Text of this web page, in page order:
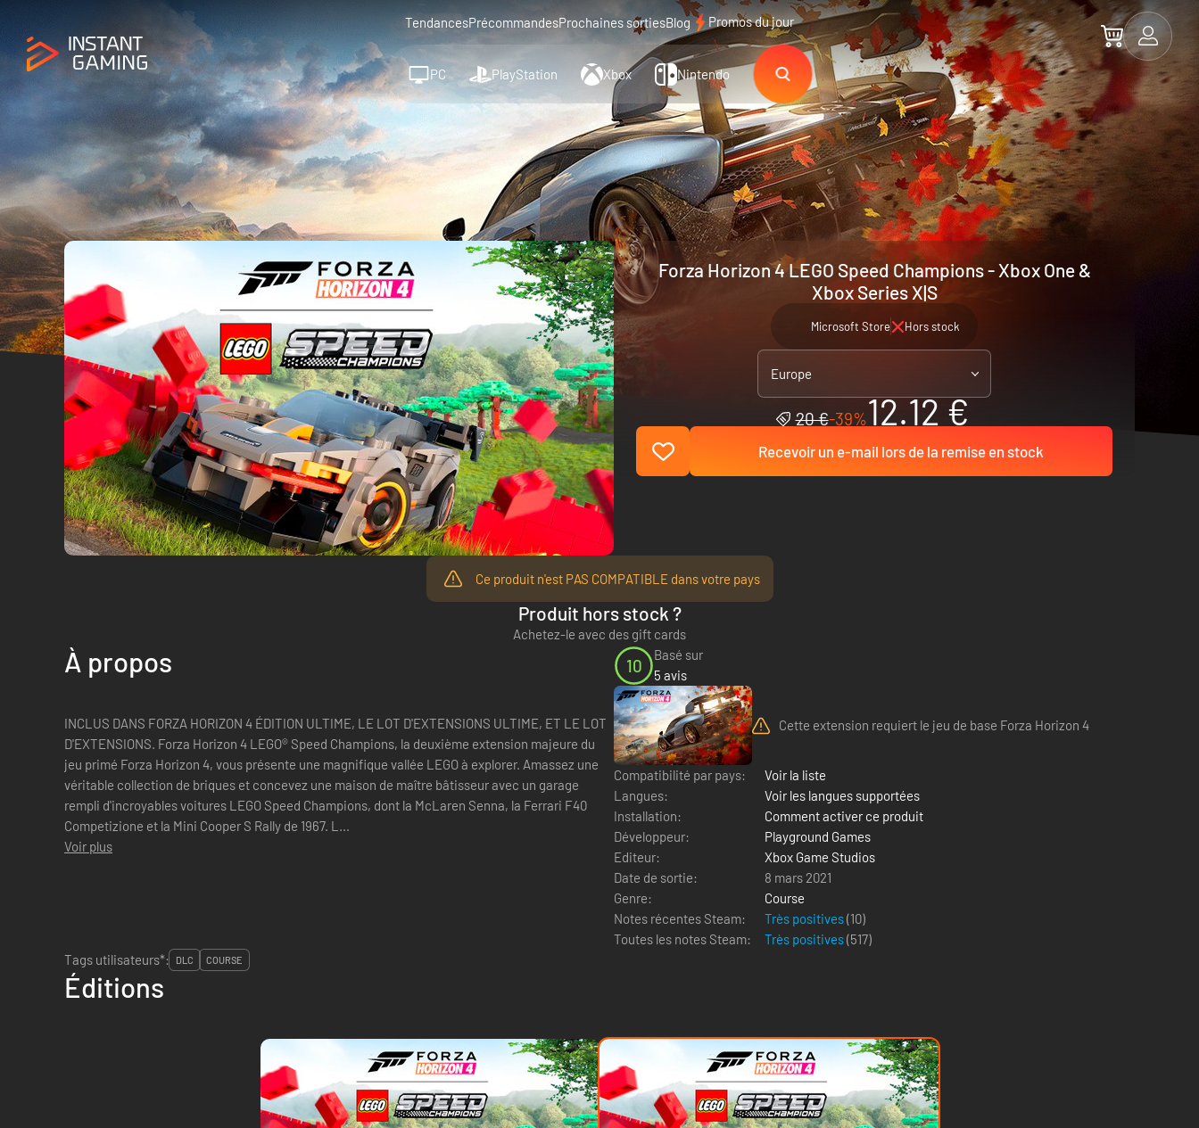
TendancesPrécommandesProchaines sortiesBlog Promos du jour
PC PlayStation Xbox Nintendo
Forza Horizon 4 LEGO Speed Champions - Xbox One &
Xbox Series X|S
Microsoft Store Hors stock
Europe
20 €-39%12.12 €
Recevoir un e-mail lors de la remise en stock
Ce produit n'est PAS COMPATIBLE dans votre pays
Produit hors stock ?
Achetez-le avec des gift cards
À propos
INCLUS DANS FORZA HORIZON 4 ÉDITION ULTIME, LE LOT D'EXTENSIONS ULTIME, ET LE LOT
D'EXTENSIONS. Forza Horizon 4 LEGO® Speed Champions, la deuxième extension majeure du
jeu primé Forza Horizon 4, vous présente une magnifique vallée LEGO à explorer. Amassez une
véritable collection de briques et concevez une maison de maître bâtisseur avec un garage
rempli d'incroyables voitures LEGO Speed Champions, dont la McLaren Senna, la Ferrari F40
Competizione et la Mini Cooper S Rally de 1967. L...
Voir plus
10
Basé sur
5 avis
Cette extension requiert le jeu de base Forza Horizon 4
Compatibilité par pays:
Voir la liste
Langues:
Voir les langues supportées
Installation:
Comment activer ce produit
Développeur:
Playground Games
Editeur:
Xbox Game Studios
Date de sortie:
8 mars 2021
Genre:
Course
Notes récentes Steam:
Très positives(10)
Toutes les notes Steam:
Très positives(517)
Tags utilisateurs*:
DLC COURSE
Éditions